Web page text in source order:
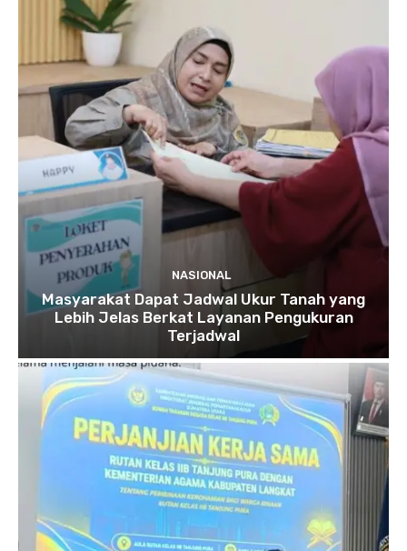
NASIONAL
Masyarakat Dapat Jadwal Ukur Tanah yang
Lebih Jelas Berkat Layanan Pengukuran
Terjadwal